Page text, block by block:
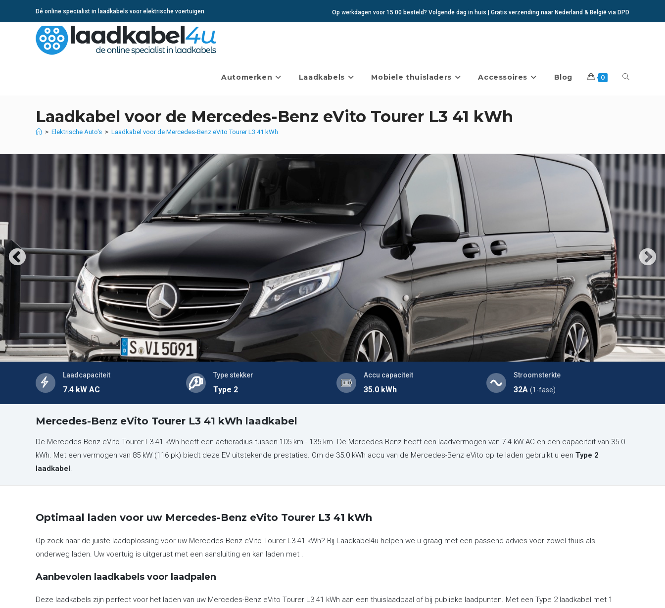
Dé online specialist in laadkabels voor elektrische voertuigen Op werkdagen voor 15:00 besteld? Volgende dag in huis | Gratis verzending naar Nederland & België via DPD
Automerken Laadkabels Mobiele thuisladers Accessoires Blog 0 Toggle
Laadkabel voor de Mercedes-Benz eVito Tourer L3 41 kWh
> Elektrische Auto's > Laadkabel voor de Mercedes-Benz eVito Tourer L3 41 kWh
Laadcapaciteit
7.4 kW AC
Type stekker
Type 2
Accu capaciteit
35.0 kWh
Stroomsterkte
32A(1-fase)
Mercedes-Benz eVito Tourer L3 41 kWh laadkabel
De Mercedes-Benz eVito Tourer L3 41 kWh heeft een actieradius tussen 105 km - 135 km. De Mercedes-Benz heeft een laadvermogen van 7.4 kW AC en een capaciteit van 35.0
kWh. Met een vermogen van 85 kW (116 pk) biedt deze EV uitstekende prestaties. Om de 35.0 kWh accu van de Mercedes-Benz eVito op te laden gebruikt u een Type 2
laadkabel.
Optimaal laden voor uw Mercedes-Benz eVito Tourer L3 41 kWh
Op zoek naar de juiste laadoplossing voor uw Mercedes-Benz eVito Tourer L3 41 kWh? Bij Laadkabel4u helpen we u graag met een passend advies voor zowel thuis als
onderweg laden. Uw voertuig is uitgerust met een aansluiting en kan laden met .
Aanbevolen laadkabels voor laadpalen
Deze laadkabels zijn perfect voor het laden van uw Mercedes-Benz eVito Tourer L3 41 kWh aan een thuislaadpaal of bij publieke laadpunten. Met een Type 2 laadkabel met 1